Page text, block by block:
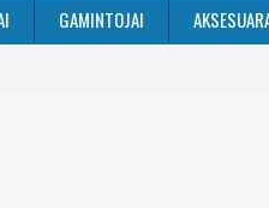
GAMINTOJAI